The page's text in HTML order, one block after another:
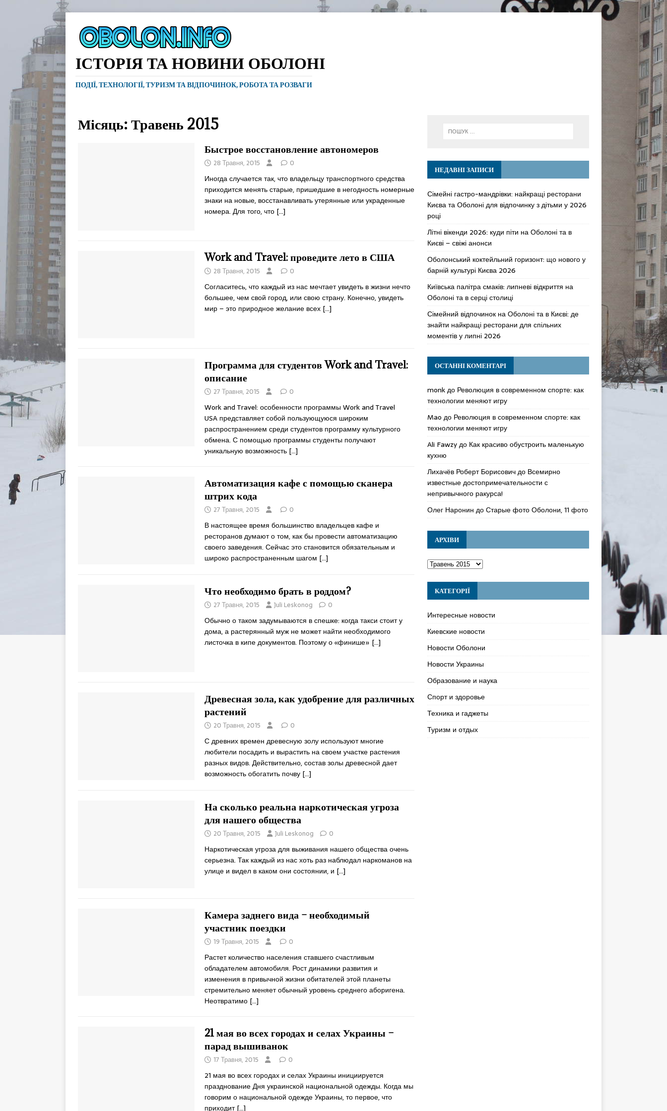
ІСТОРІЯ ТА НОВИНИ ОБОЛОНІ
ПОДІЇ, ТЕХНОЛОГІЇ, ТУРИЗМ ТА ВІДПОЧИНОК, РОБОТА ТА РОЗВАГИ
Місяць:Травень 2015
Быстрое восстановление автономеров
28 Травня, 2015 0
Иногда случается так, что владельцу транспортного средства
приходится менять старые, пришедшие в негодность номерные
знаки на новые, восстанавливать утерянные или украденные
номера. Для того, что […]
Work and Travel: проведите лето в США
28 Травня, 2015 0
Согласитесь, что каждый из нас мечтает увидеть в жизни нечто
большее, чем свой город, или свою страну. Конечно, увидеть
мир – это природное желание всех […]
Программа для студентов Work and Travel:
описание
27 Травня, 2015 0
Work and Travel: особенности программы Work and Travel
USA представляет собой пользующуюся широким
распространением среди студентов программу культурного
обмена. С помощью программы студенты получают
уникальную возможность […]
Автоматизация кафе с помощью сканера
штрих кода
27 Травня, 2015 0
В настоящее время большинство владельцев кафе и
ресторанов думают о том, как бы провести автоматизацию
своего заведения. Сейчас это становится обязательным и
широко распространенным шагом […]
Что необходимо брать в роддом?
27 Травня, 2015 Juli Leskonog 0
Обычно о таком задумываются в спешке: когда такси стоит у
дома, а растерянный муж не может найти необходимого
листочка в кипе документов. Поэтому о «финише» […]
Древесная зола, как удобрение для различных
растений
20 Травня, 2015 0
С древних времен древесную золу используют многие
любители посадить и вырастить на своем участке растения
разных видов. Действительно, состав золы древесной дает
возможность обогатить почву […]
На сколько реальна наркотическая угроза
для нашего общества
20 Травня, 2015 Juli Leskonog 0
Наркотическая угроза для выживания нашего общества очень
серьезна. Так каждый из нас хоть раз наблюдал наркоманов на
улице и видел в каком они состоянии, и […]
Камера заднего вида – необходимый
участник поездки
19 Травня, 2015 0
Растет количество населения ставшего счастливым
обладателем автомобиля. Рост динамики развития и
изменения в привычной жизни обитателей этой планеты
стремительно меняет обычный уровень среднего аборигена.
Неотвратимо […]
21 мая во всех городах и селах Украины –
парад вышиванок
17 Травня, 2015 0
21 мая во всех городах и селах Украины инициируется
празднование Дня украинской национальной одежды. Когда мы
говорим о национальной одежде Украины, то первое, что
приходит[…]
НЕДАВНІ ЗАПИСИ
Сімейні гастро-мандрівки: найкращі ресторани
Києва та Оболоні для відпочинку з дітьми у 2026
році
Літні вікенди 2026: куди піти на Оболоні та в
Києві – свіжі анонси
Оболонський коктейльний горизонт: що нового у
барній культурі Києва 2026
Київська палітра смаків: липневі відкриття на
Оболоні та в серці столиці
Сімейний відпочинок на Оболоні та в Києві: де
знайти найкращі ресторани для спільних
моментів у липні 2026
ОСТАННІ КОМЕНТАРІ
monkдо Революция в современном спорте: как
технологии меняют игру
Mao до Революция в современном спорте: как
технологии меняют игру
Ali Fawzyдо Как красиво обустроить маленькую
кухню
Лихачёв Роберт Борисовичдо Всемирно
известные достопримечательности с
непривычного ракурса!
Олег Наронин доСтарые фото Оболони, 11 фото
АРХІВИ
КАТЕГОРІЇ
Интересные новости
Киевские новости
Новости Оболони
Новости Украины
Образование и наука
Спорт и здоровье
Техника и гаджеты
Туризм и отдых